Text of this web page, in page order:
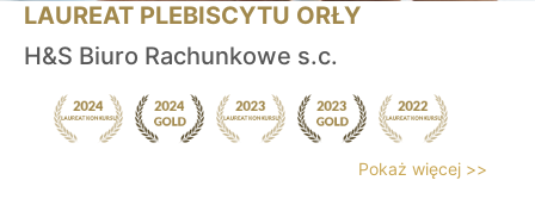
LAUREAT PLEBISCYTU ORŁY
H&S Biuro Rachunkowe s.c.
Pokaż więcej >>